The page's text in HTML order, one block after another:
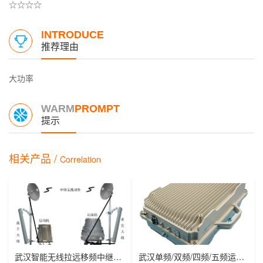
☆☆☆☆
INTRODUCE
推荐理由
大功率
WARMPROMPT
提示
相关产品 / Correlation
武汉智能无线拉远移频中继直放站近端机远端机 武汉单频/双频/四频/五频运营级数字光纤直放